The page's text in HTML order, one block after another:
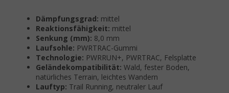
Dämpfungsgrad: mittel
Reaktionsfähigkeit: mittel
Senkung (mm): 8,0 mm
Laufsohle: PWRTRAC-Gummi
Technologie: PWRRUN+, PWRTRAC, Felsplatte
Geländekompatibilität: Wald, fester Boden,
natürliches Terrain, leichtes Wandern
Lauftyp: Trail Running, neutraler Lauf